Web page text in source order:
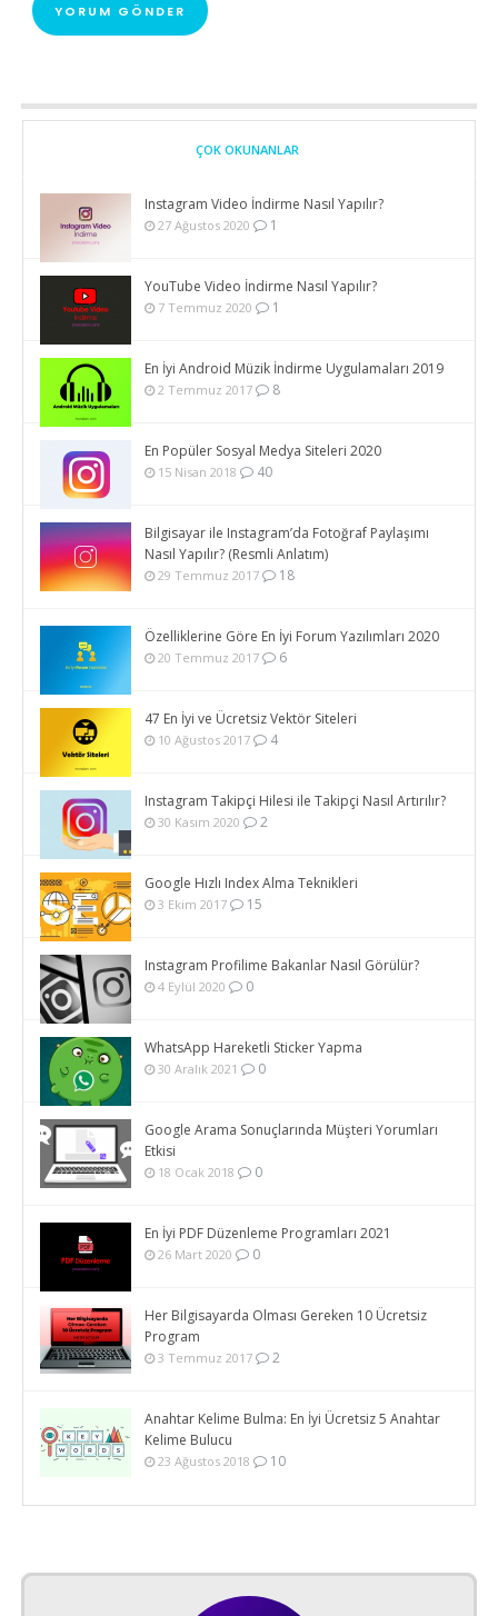
ÇOK OKUNANLAR
Instagram Video İndirme Nasıl Yapılır?
27 Ağustos 2020 1
YouTube Video İndirme Nasıl Yapılır?
7 Temmuz 2020 1
En İyi Android Müzik İndirme Uygulamaları 2019
2 Temmuz 2017 8
En Popüler Sosyal Medya Siteleri 2020
15 Nisan 2018 40
Bilgisayar ile Instagram’da Fotoğraf Paylaşımı
Nasıl Yapılır? (Resmli Anlatım)
29 Temmuz 2017 18
Özelliklerine Göre En İyi Forum Yazılımları 2020
20 Temmuz 2017 6
47 En İyi ve Ücretsiz Vektör Siteleri
10 Ağustos 2017 4
Instagram Takipçi Hilesi ile Takipçi Nasıl Artırılır?
30 Kasım 2020 2
Google Hızlı Index Alma Teknikleri
3 Ekim 2017 15
Instagram Profilime Bakanlar Nasıl Görülür?
4 Eylül 2020 0
WhatsApp Hareketli Sticker Yapma
30 Aralık 2021 0
Google Arama Sonuçlarında Müşteri Yorumları
Etkisi
18 Ocak 2018 0
En İyi PDF Düzenleme Programları 2021
26 Mart 2020 0
Her Bilgisayarda Olması Gereken 10 Ücretsiz
Program
3 Temmuz 2017 2
Anahtar Kelime Bulma: En İyi Ücretsiz 5 Anahtar
Kelime Bulucu
23 Ağustos 2018 10